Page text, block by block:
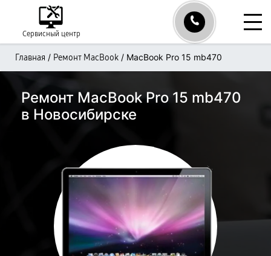
Сервисный центр
Главная / Ремонт MacBook / MacBook Pro 15 mb470
Ремонт MacBook Pro 15 mb470
в Новосибирске